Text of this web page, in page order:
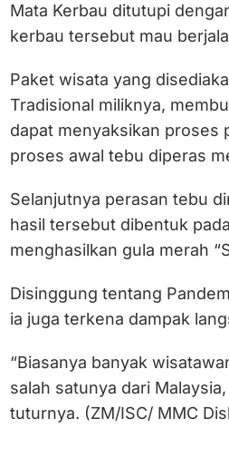
Mata Kerbau ditutupi
kerbau tersebut mau
Paket wisata yang
Tradisional miliknya,
dapat menyaksikan proses
proses awal tebu diperas
Selanjutnya perasan tebu
hasil tersebut dibentuk
menghasilkan gula merah
Disinggung tentang
ia juga terkena dampak
“Biasanya banyak
salah satunya dari
tuturnya. (ZM/ISC/ MMC